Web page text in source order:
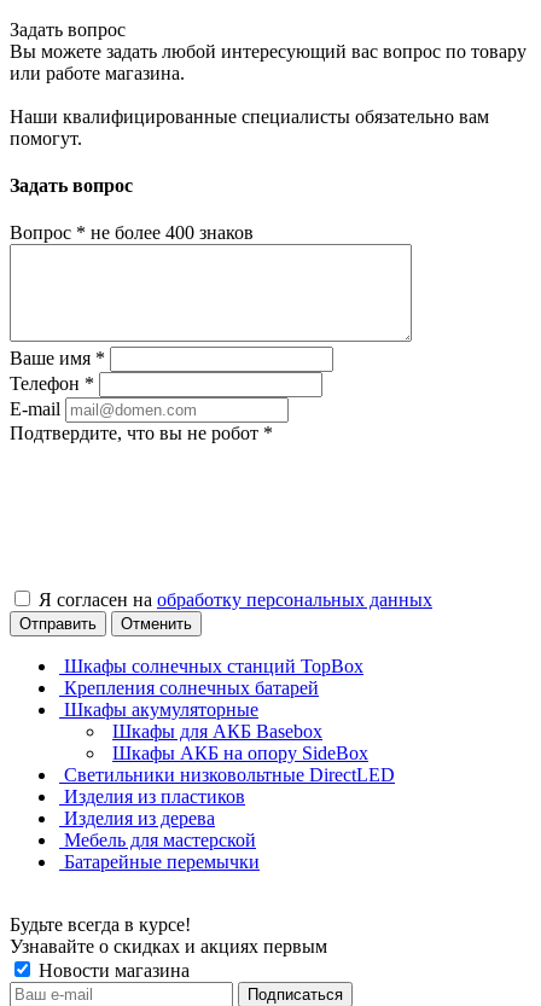
Задать вопрос
Вы можете задать любой интересующий вас вопрос по товару
или работе магазина.
Наши квалифицированные специалисты обязательно вам
помогут.
Задать вопрос
Вопрос * не более 400 знаков
Ваше имя *
Телефон *
E-mail
Подтвердите, что вы не робот *
Я согласен на обработку персональных данных
Отправить Отменить
Шкафы солнечных станций TopBox
Крепления солнечных батарей
Шкафы акумуляторные
Шкафы для АКБ Basebox
Шкафы АКБ на опору SideBox
Светильники низковольтные DirectLED
Изделия из пластиков
Изделия из дерева
Мебель для мастерской
Батарейные перемычки
Будьте всегда в курсе!
Узнавайте о скидках и акциях первым
Новости магазина